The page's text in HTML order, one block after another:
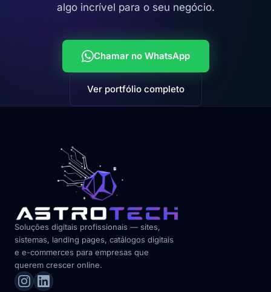
algo incrível para o seu negócio.
Chamar no WhatsApp
Ver portfólio completo
Soluções digitais profissionais — sites,
sistemas, landing pages, catálogos digitais
e e-commerces para empresas que
querem crescer online.